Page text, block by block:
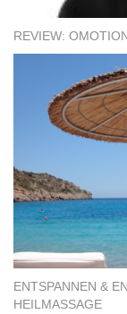
REVIEW:
ENTSPANNEN &
HEILMASSAGE